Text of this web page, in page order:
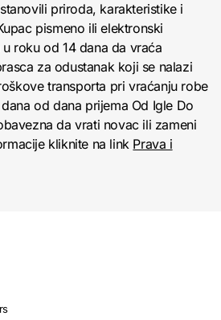
priroda, karakteristike i
pismeno ili elektronski
roku od 14 dana da vraća
za odustanak koji se nalazi
transporta pri vraćanju robe
od dana prijema Od Igle Do
da vrati novac ili zameni
kliknite na link Prava i